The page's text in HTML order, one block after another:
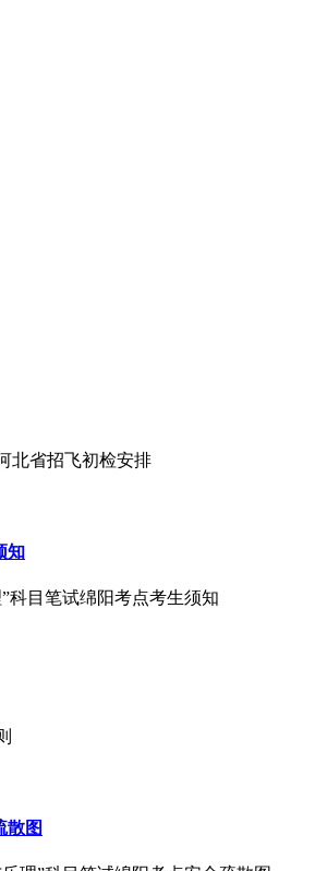
北省招飞初检安排
知
科目笔试绵阳考点考生须知
散图